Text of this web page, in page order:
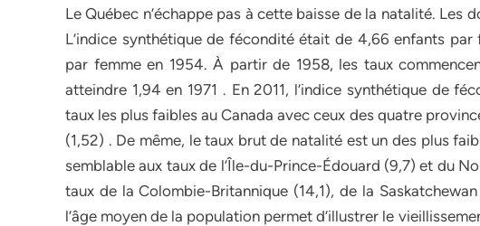
Le Québec n’échappe pas à cette baisse de la natalité. Les
L’indice synthétique de fécondité était de 4,66 enfants
par femme en 1954. À partir de 1958, les taux
atteindre 1,94 en 1971 . En 2011, l’indice synthétique de
taux les plus faibles au Canada avec ceux des quatre
(1,52) . De même, le taux brut de natalité est un des plus
semblable aux taux de l’Île-du-Prince-Édouard (9,7) et du
taux de la Colombie-Britannique (14,1), de la
l’âge moyen de la population permet d’illustrer le